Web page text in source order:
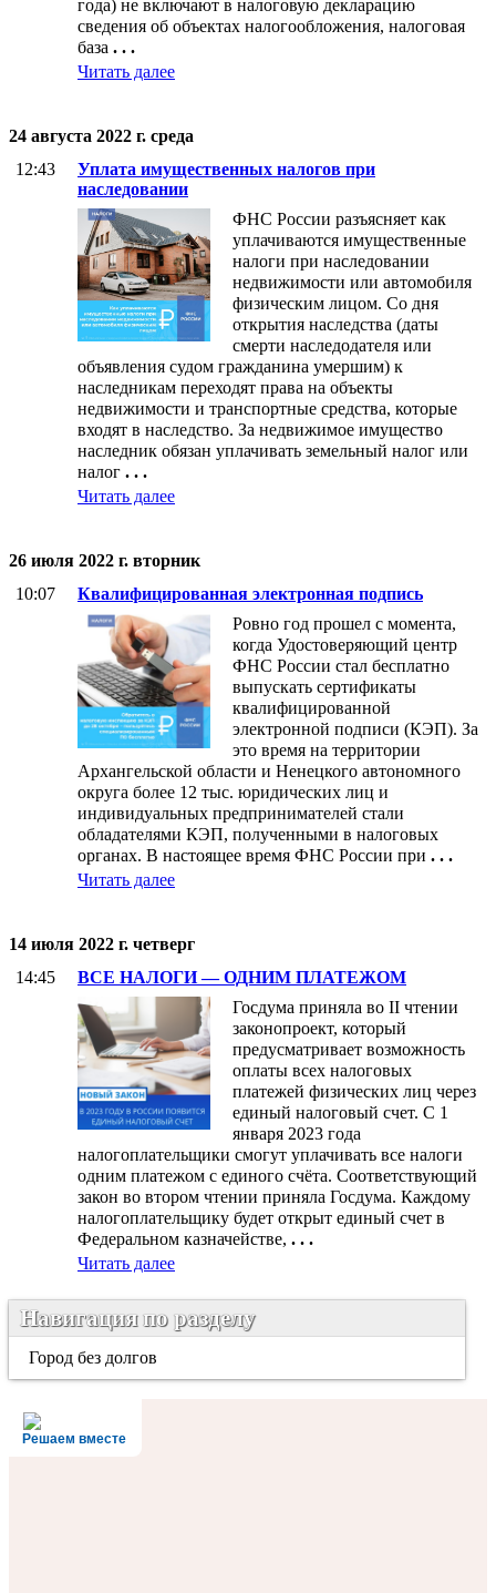
года) не включают в налоговую декларацию
сведения об объектах налогообложения, налоговая
база . . .
Читать далее
24 августа 2022 г. среда
12:43
Уплата имущественных налогов при
наследовании
ФНС России разъясняет как
уплачиваются имущественные
налоги при наследовании
недвижимости или автомобиля
физическим лицом. Со дня
открытия наследства (даты
смерти наследодателя или
объявления судом гражданина умершим) к
наследникам переходят права на объекты
недвижимости и транспортные средства, которые
входят в наследство. За недвижимое имущество
наследник обязан уплачивать земельный налог или
налог . . .
Читать далее
26 июля 2022 г. вторник
10:07
Квалифицированная электронная подпись
Ровно год прошел с момента,
когда Удостоверяющий центр
ФНС России стал бесплатно
выпускать сертификаты
квалифицированной
электронной подписи (КЭП). За
это время на территории
Архангельской области и Ненецкого автономного
округа более 12 тыс. юридических лиц и
индивидуальных предпринимателей стали
обладателями КЭП, полученными в налоговых
органах. В настоящее время ФНС России при . . .
Читать далее
14 июля 2022 г. четверг
14:45
ВСЕ НАЛОГИ — ОДНИМ ПЛАТЕЖОМ
Госдума приняла во II чтении
законопроект, который
предусматривает возможность
оплаты всех налоговых
платежей физических лиц через
единый налоговый счет. С 1
января 2023 года
налогоплательщики смогут уплачивать все налоги
одним платежом с единого счёта. Соответствующий
закон во втором чтении приняла Госдума. Каждому
налогоплательщику будет открыт единый счет в
Федеральном казначействе, . . .
Читать далее
Навигация по разделу
Город без долгов
Решаем вместе